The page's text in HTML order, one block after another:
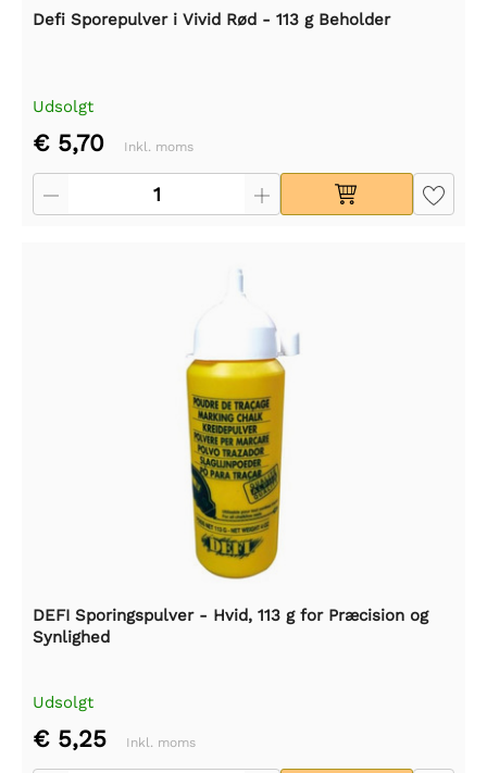
Defi Sporepulver i Vivid Rød - 113 g Beholder
Udsolgt
€ 5,70 Inkl. moms
DEFI Sporingspulver - Hvid, 113 g for Præcision og
Synlighed
Udsolgt
€ 5,25 Inkl. moms